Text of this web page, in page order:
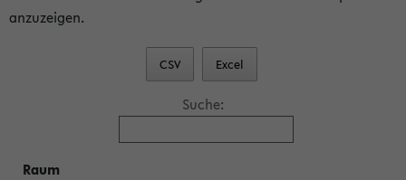
anzuzeigen.
CSV Excel
Suche: